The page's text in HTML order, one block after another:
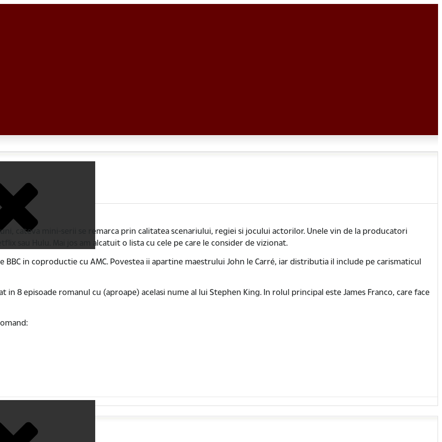
cateva mini-serii se remarca prin calitatea scenariului, regiei si jocului actorilor. Unele vin de la producatori
sau Hulu. Mai jos am alcatuit o lista cu cele pe care le consider de vizionat.
BBC in coproductie cu AMC. Povestea ii apartine maestrului John le Carré, iar distributia il include pe carismaticul
in 8 episoade romanul cu (aproape) acelasi nume al lui Stephen King. In rolul principal este James Franco, care face